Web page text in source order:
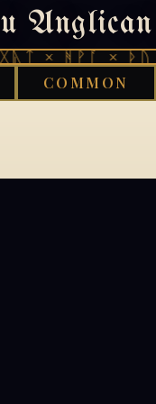
Anglican
× ᚻᚹᚪ ×
COMMON
404